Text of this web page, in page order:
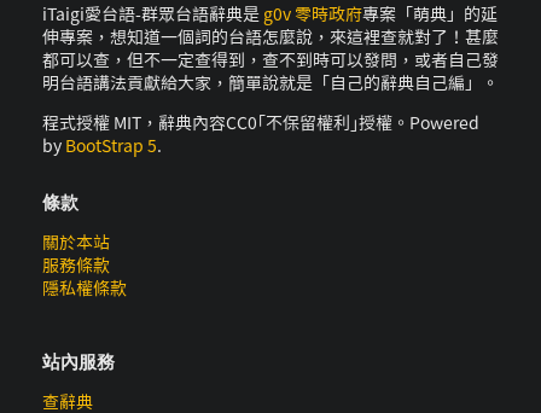
iTaigi愛台語-群眾台語辭典是 g0v 零時政府專案「萌典」的延
伸專案，想知道一個詞的台語怎麼說，來這裡查就對了！甚麼
都可以查，但不一定查得到，查不到時可以發問，或者自己發
明台語講法貢獻給大家，簡單說就是「自己的辭典自己編」。
程式授權 MIT，辭典內容CC0｢不保留權利｣授權。Powered
by BootStrap 5.
條款
關於本站
服務條款
隱私權條款
站內服務
查辭典